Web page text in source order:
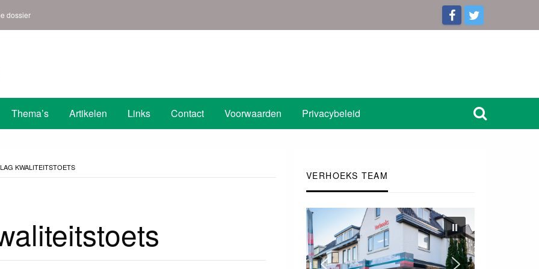
dossier
| Den Helder
Thema’s Artikelen Links Contact Voorwaarden Privacybeleid
VERHOEKS TEAM
KWALITEITSTOETS